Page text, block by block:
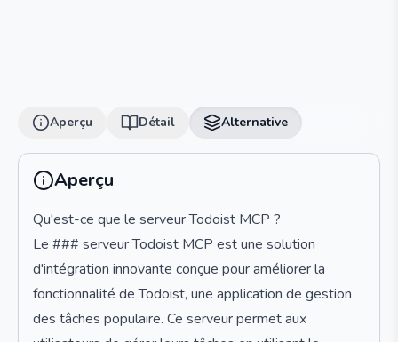
Aperçu Détail Alternative
Aperçu
Qu'est-ce que le serveur Todoist MCP ?
Le ### serveur Todoist MCP est une solution
d'intégration innovante conçue pour améliorer la
fonctionnalité de Todoist, une application de gestion
des tâches populaire. Ce serveur permet aux